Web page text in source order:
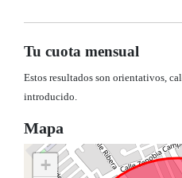
Tu cuota mensual
Estos resultados son orientativos,
introducido.
Mapa
+